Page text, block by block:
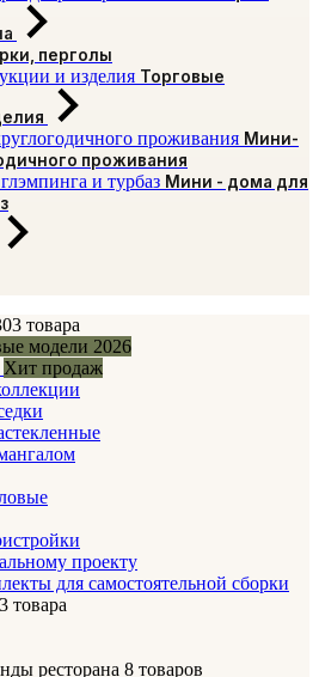
перголы
Торговые
Мини-
проживания
Мини - дома для
товара
модели 2026
Хит продаж
проекту
для самостоятельной сборки
товара
ресторана 8 товаров